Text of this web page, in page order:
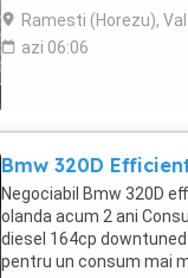
Ramesti (Horezu),
azi 06:06
Bmw 320D
Negociabil Bmw 320D
olanda acum 2 ani
diesel 164cp
pentru un consum mai